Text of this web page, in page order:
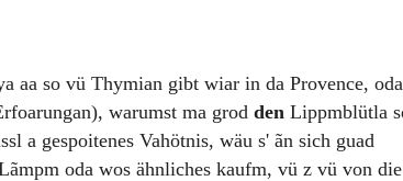
aa so vü Thymian gibt wiar in da Provence, oda
warumst ma grod den Lippmblütla
a gespoitenes Vahötnis, wäu s' ãn sich guad
oda wos ähnliches kaufm, vü z vü von die